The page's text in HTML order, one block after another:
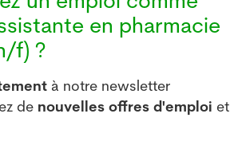
que
La
la
en pharmacie
f) ?
à notre newsletter
de nouvelles offres d'emploi et